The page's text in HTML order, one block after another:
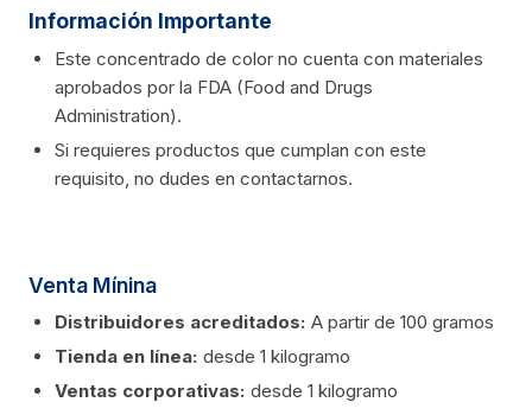
Información Importante
Este concentrado de color no cuenta con materiales
aprobados por la FDA (Food and Drugs
Administration).
Si requieres productos que cumplan con este
requisito, no dudes en contactarnos.
Venta Mínina
Distribuidores acreditados: A partir de 100 gramos
Tienda en línea: desde 1 kilogramo
Ventas corporativas: desde 1 kilogramo